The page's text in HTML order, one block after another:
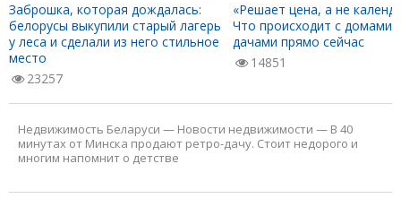
Заброшка, которая дождалась:
белорусы выкупили старый лагерь
у леса и сделали из него стильное
место
23257
«Решает цена, а не
Что происходит с домами
дачами прямо сейчас
14851
Недвижимость Беларуси — Новости недвижимости — В 40
минутах от Минска продают ретро-дачу. Стоит недорого и
многим напомнит о детстве